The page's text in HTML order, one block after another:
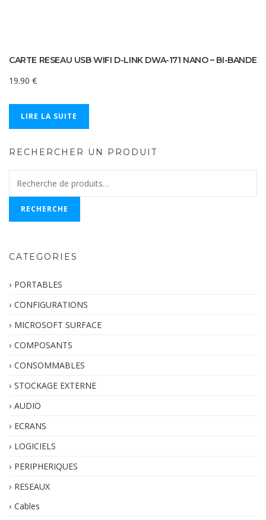
CARTE RESEAU USB WIFI D-LINK DWA-171 NANO – BI-BANDE
19.90 €
LIRE LA SUITE
RECHERCHER UN PRODUIT
RECHERCHE
CATEGORIES
PORTABLES
CONFIGURATIONS
MICROSOFT SURFACE
COMPOSANTS
CONSOMMABLES
STOCKAGE EXTERNE
AUDIO
ECRANS
LOGICIELS
PERIPHERIQUES
RESEAUX
Cables